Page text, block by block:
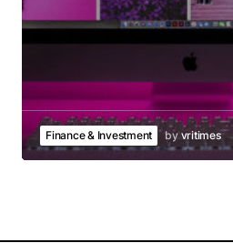
Finance & Investment by vritimes